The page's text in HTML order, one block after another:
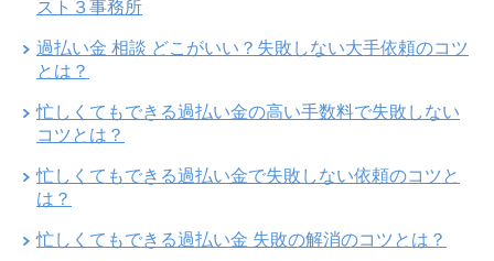
スト３事務所
過払い金 相談 どこがいい？失敗しない大手依頼のコツ
とは？
忙しくてもできる過払い金の高い手数料で失敗しない
コツとは？
忙しくてもできる過払い金で失敗しない依頼のコツと
は？
忙しくてもできる過払い金 失敗の解消のコツとは？